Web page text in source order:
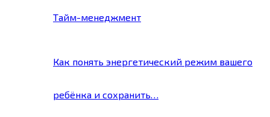
Тайм-менеджмент
Как понять энергетический режим вашего
ребёнка и сохранить…